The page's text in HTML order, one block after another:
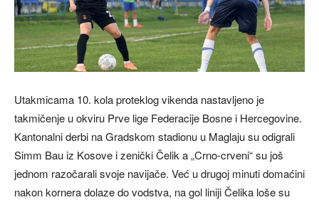
Utakmicama 10. kola proteklog vikenda nastavljeno je
takmičenje u okviru Prve lige Federacije Bosne i Hercegovine.
Kantonalni derbi na Gradskom stadionu u Maglaju su odigrali
Simm Bau iz Kosove i zenički Čelik a „Crno-crveni“ su još
jednom razočarali svoje navijače. Već u drugoj minuti domaćini
nakon kornera dolaze do vodstva, na gol liniji Čelika loše su